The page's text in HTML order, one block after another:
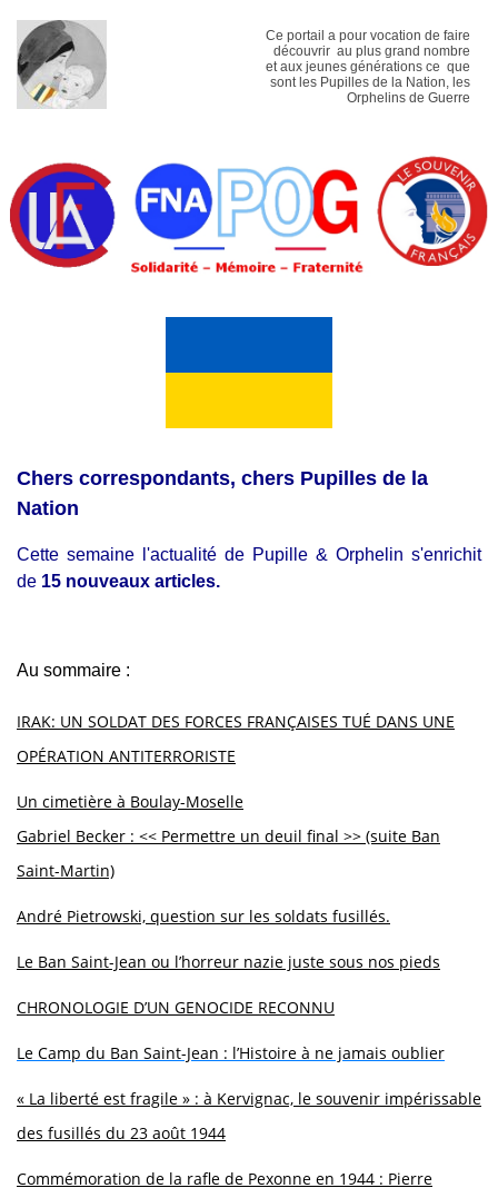
Ce portail a pour vocation de faire
découvrir au plus grand nombre
et aux jeunes générations ce que
sont les Pupilles de la Nation, les
Orphelins de Guerre
Chers correspondants, chers Pupilles de la
Nation
Cette semaine l'actualité de Pupille & Orphelin s'enrichit
de 15 nouveaux articles.
Au sommaire :
IRAK: UN SOLDAT DES FORCES FRANÇAISES TUÉ DANS UNE
OPÉRATION ANTITERRORISTE
Un cimetière à Boulay-Moselle
Gabriel Becker : << Permettre un deuil final >> (suite Ban
Saint-Martin)
André Pietrowski, question sur les soldats fusillés.
Le Ban Saint-Jean ou l’horreur nazie juste sous nos pieds
CHRONOLOGIE D’UN GENOCIDE RECONNU
Le Camp du Ban Saint-Jean : l’Histoire à ne jamais oublier
« La liberté est fragile » : à Kervignac, le souvenir impérissable
des fusillés du 23 août 1944
Commémoration de la rafle de Pexonne en 1944 : Pierre